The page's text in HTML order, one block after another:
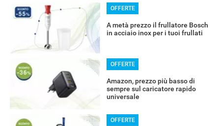
OFFERTE
A metà prezzo il frullatore Bosch
in acciaio inox per i tuoi frullati
OFFERTE
Amazon, prezzo più basso di
sempre sul caricatore rapido
universale
OFFERTE